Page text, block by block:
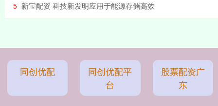
5 ​新宝配资 科技新发明应用于能源存储高效
同创优配
同创优配平
台
股票配资广
东